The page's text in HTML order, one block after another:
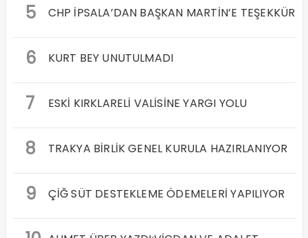
5 CHP İPSALA’DAN BAŞKAN MARTİN’E TEŞEKKÜR
6 KURT BEY UNUTULMADI
7 ESKİ KIRKLARELİ VALİSİNE YARGI YOLU
8 TRAKYA BİRLİK GENEL KURULA HAZIRLANIYOR
9 ÇİĞ SÜT DESTEKLEME ÖDEMELERİ YAPILIYOR